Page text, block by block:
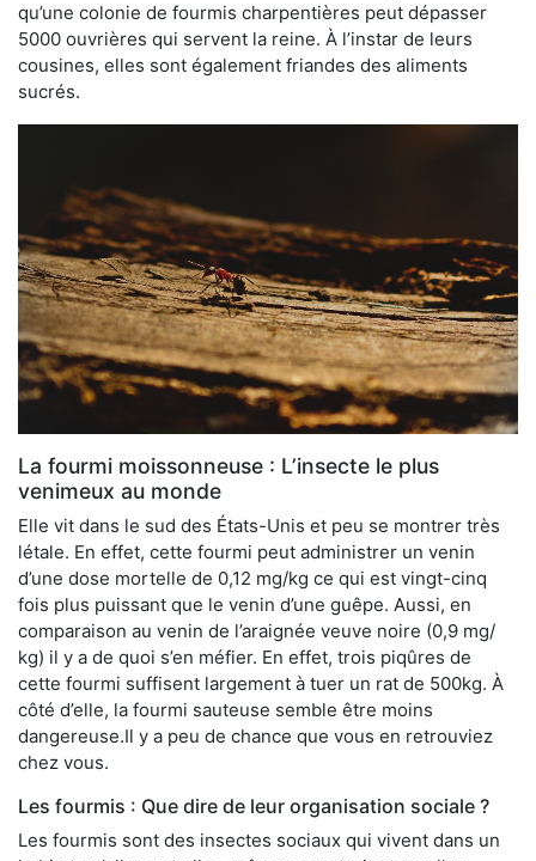
qu’une colonie de fourmis charpentières peut dépasser
5000 ouvrières qui servent la reine. À l’instar de leurs
cousines, elles sont également friandes des aliments
sucrés.
La fourmi moissonneuse : L’insecte le plus
venimeux au monde
Elle vit dans le sud des États-Unis et peu se montrer très
létale. En effet, cette fourmi peut administrer un venin
d’une dose mortelle de 0,12 mg/kg ce qui est vingt-cinq
fois plus puissant que le venin d’une guêpe. Aussi, en
comparaison au venin de l’araignée veuve noire (0,9 mg/
kg) il y a de quoi s’en méfier. En effet, trois piqûres de
cette fourmi suffisent largement à tuer un rat de 500kg. À
côté d’elle, la fourmi sauteuse semble être moins
dangereuse.Il y a peu de chance que vous en retrouviez
chez vous.
Les fourmis : Que dire de leur organisation sociale ?
Les fourmis sont des insectes sociaux qui vivent dans un